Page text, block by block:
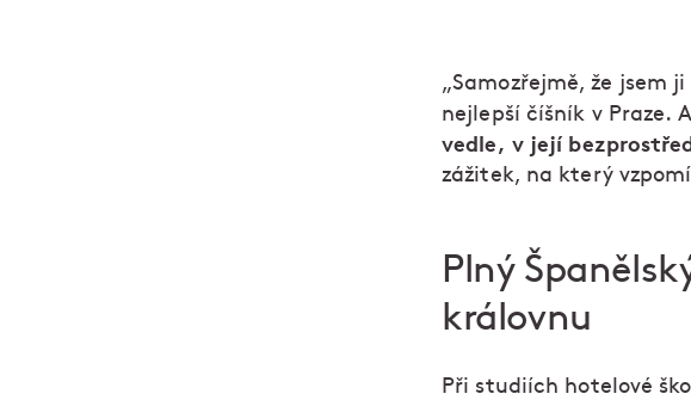
„Samozřejmě, že jsem
nejlepší číšník v Praze.
vedle, v její
zážitek, na který
Plný
královnu
Při studiích hotelové